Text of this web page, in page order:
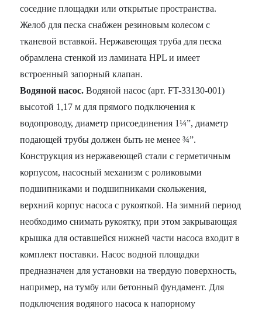
соседние площадки или открытые пространства.
Желоб для песка снабжен резиновым колесом с
тканевой вставкой. Нержавеющая труба для песка
обрамлена стенкой из ламината HPL и имеет
встроенный запорный клапан.
Водяной насос. Водяной насос (арт. FT-33130-001)
высотой 1,17 м для прямого подключения к
водопроводу, диаметр присоединения 1¼”, диаметр
подающей трубы должен быть не менее ¾”.
Конструкция из нержавеющей стали с герметичным
корпусом, насосный механизм с роликовыми
подшипниками и подшипниками скольжения,
верхний корпус насоса с рукояткой. На зимний период
необходимо снимать рукоятку, при этом закрывающая
крышка для оставшейся нижней части насоса входит в
комплект поставки. Насос водной площадки
предназначен для установки на твердую поверхность,
например, на тумбу или бетонный фундамент. Для
подключения водяного насоса к напорному